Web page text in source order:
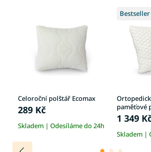
Celoroční polštář Ecomax
289 Kč
Skladem | Odesíláme do 24h
Bestseller
paměťové
50x70
1 349
Skladem |